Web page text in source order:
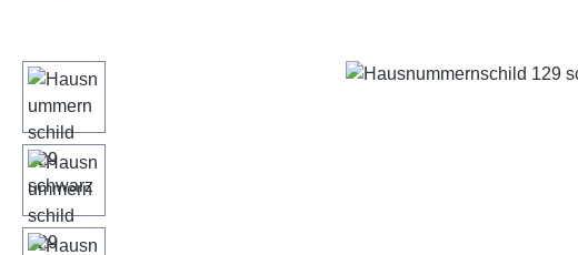
Bildergalerie überspringen